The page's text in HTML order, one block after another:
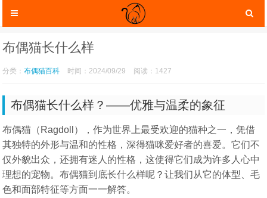
咪服装 猫咪玩具
布偶猫长什么样
分类：布偶猫百科 时间：2024/09/29 阅读：1427
布偶猫长什么样？——优雅与温柔的象征
布偶猫（Ragdoll），作为世界上最受欢迎的猫种之一，凭借
其独特的外形与温和的性格，深得猫咪爱好者的喜爱。它们不
仅外貌出众，还拥有迷人的性格，这使得它们成为许多人心中
理想的宠物。布偶猫到底长什么样呢？让我们从它的体型、毛
色和面部特征等方面一一解答。